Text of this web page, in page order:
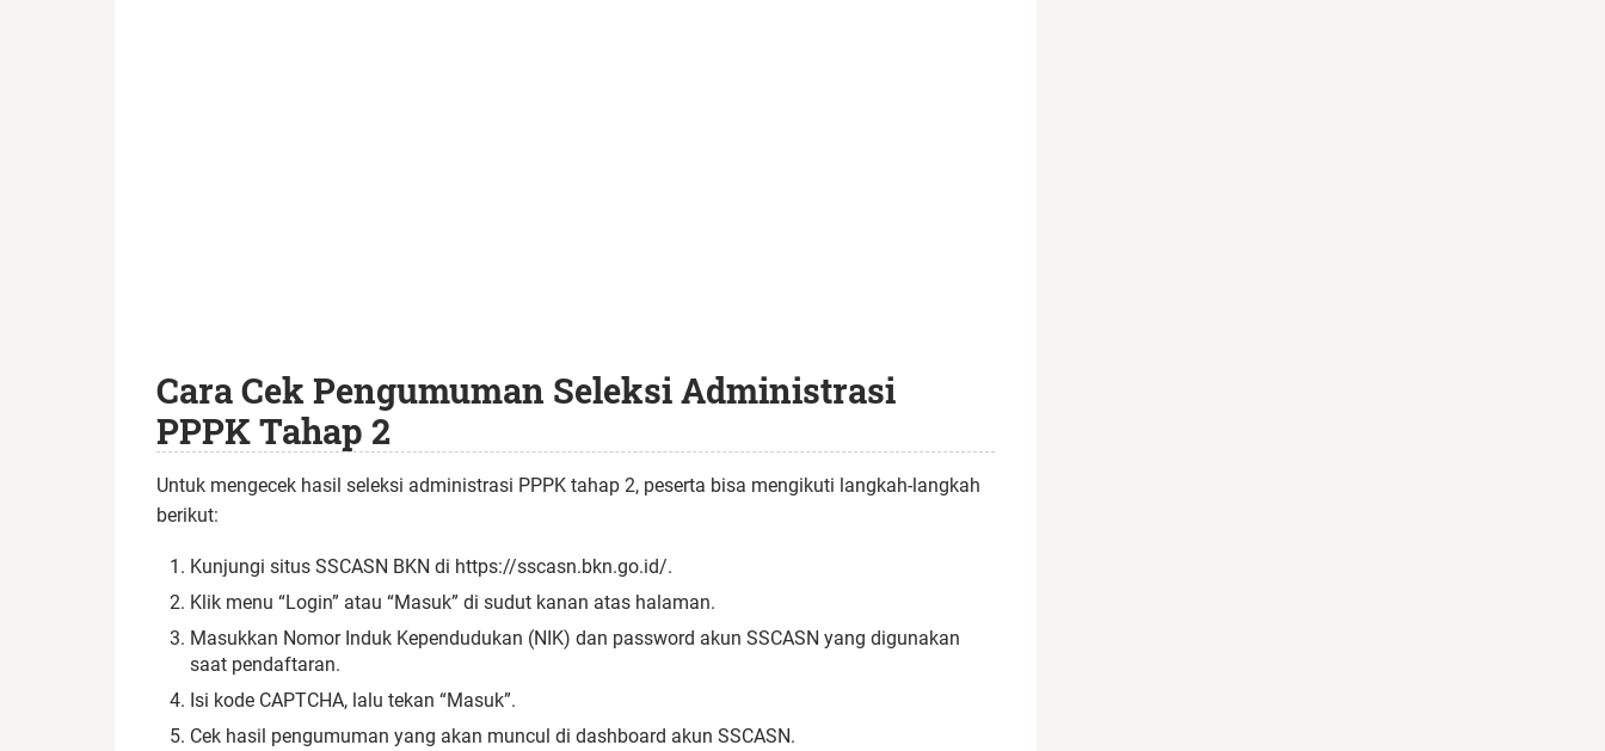
Cara Cek Pengumuman Seleksi Administrasi
PPPK Tahap 2
Untuk mengecek hasil seleksi administrasi PPPK tahap 2, peserta bisa mengikuti langkah-langkah
berikut:
Kunjungi situs SSCASN BKN di https://sscasn.bkn.go.id/.
Klik menu “Login” atau “Masuk” di sudut kanan atas halaman.
Masukkan Nomor Induk Kependudukan (NIK) dan password akun SSCASN yang digunakan
saat pendaftaran.
Isi kode CAPTCHA, lalu tekan “Masuk”.
Cek hasil pengumuman yang akan muncul di dashboard akun SSCASN.